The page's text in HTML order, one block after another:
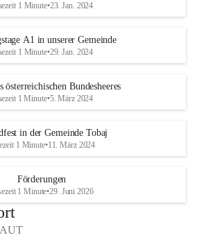
1 Minute•23. Jan. 2024
A1 in unserer Gemeinde
1 Minute•29. Jan. 2024
österreichischen Bundesheeres
1 Minute•5. März 2024
in der Gemeinde Tobaj
1 Minute•11. März 2024
Förderungen
1 Minute•29. Juni 2026
AUT